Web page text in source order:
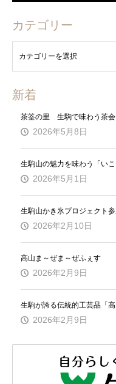
カテゴリー
新着
茶筌の里 生駒で味わう茶会
2026年5月8日
生駒山の魅力を味わう「い
2026年5月1日
生駒山かき氷プロジェクト参
2026年2月10日
高山ま～ぜま～ぜふぇす
2026年2月9日
生駒が誇る伝統的工芸品「高
2026年2月9日